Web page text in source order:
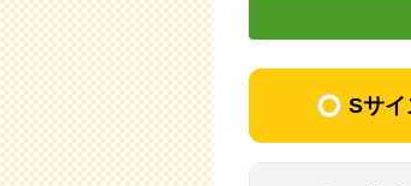
Sサイ